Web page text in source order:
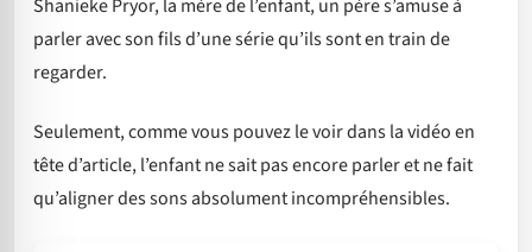
Shanieke Pryor, la mère de l’enfant, un père s’amuse à
parler avec son fils d’une série qu’ils sont en train de
regarder.
Seulement, comme vous pouvez le voir dans la vidéo en
tête d’article, l’enfant ne sait pas encore parler et ne fait
qu’aligner des sons absolument incompréhensibles.